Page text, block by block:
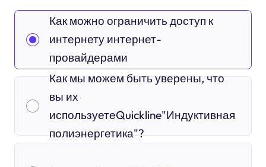
Как можно ограничить доступ к
интернету интернет-
провайдерами
Как мы можем быть уверены, что
вы их
используетеQuickline"Индуктивная
полиэнергетика"?